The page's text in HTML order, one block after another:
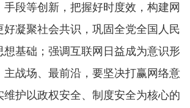
段等创新，把握好时度效，构建网
好凝聚社会共识，巩固全党全国人民
基础；强调互联网日益成为意识形
主战场、最前沿，要坚决打赢网络意
护以政权安全、制度安全为核心的